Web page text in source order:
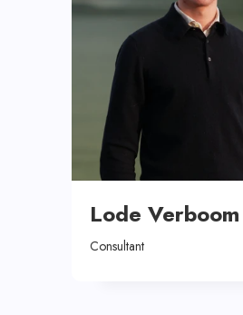
Lode Verboom
Consultant